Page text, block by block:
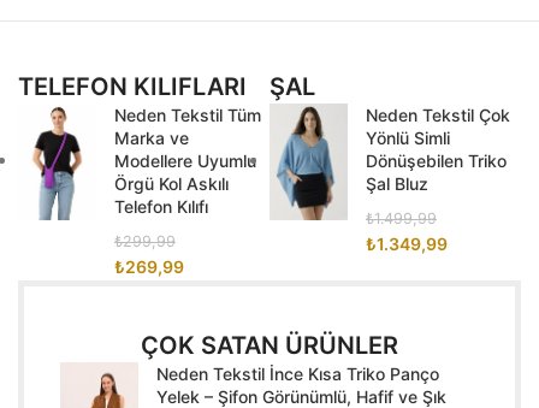
TELEFON KILIFLARI
Neden Tekstil Tüm
Marka ve
Modellere Uyumlu
Örgü Kol Askılı
Telefon Kılıfı
₺299,99
₺269,99
ŞAL
Neden Tekstil Çok
Yönlü Simli
Dönüşebilen Triko
Şal Bluz
₺1.499,99
₺1.349,99
ÇOK SATAN ÜRÜNLER
Neden Tekstil İnce Kısa Triko Panço
Yelek – Şifon Görünümlü, Hafif ve Şık